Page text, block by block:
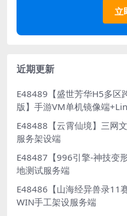
立
近期更新
E48489【盛世芳华H5多区
版】手游VM单机镜像端
E48488【云霄仙境】三网
服务架设端
E48487【996引擎-神技变
地测试服务端
E48486【山海经异兽录11
WIN手工架设服务端